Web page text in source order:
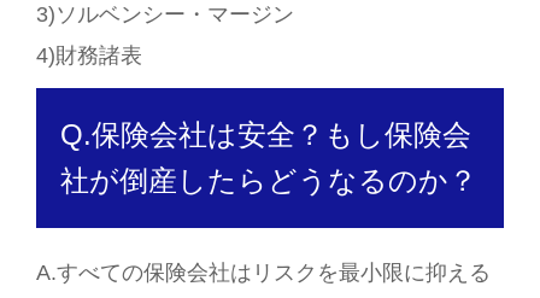
3)ソルベンシー・マージン
4)財務諸表
Q.保険会社は安全？もし保険会
社が倒産したらどうなるのか？
A.すべての保険会社はリスクを最小限に抑える